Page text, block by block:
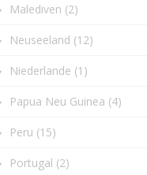
Malediven (2)
Neuseeland (12)
Niederlande (1)
Papua Neu Guinea (4)
Peru (15)
Portugal (2)